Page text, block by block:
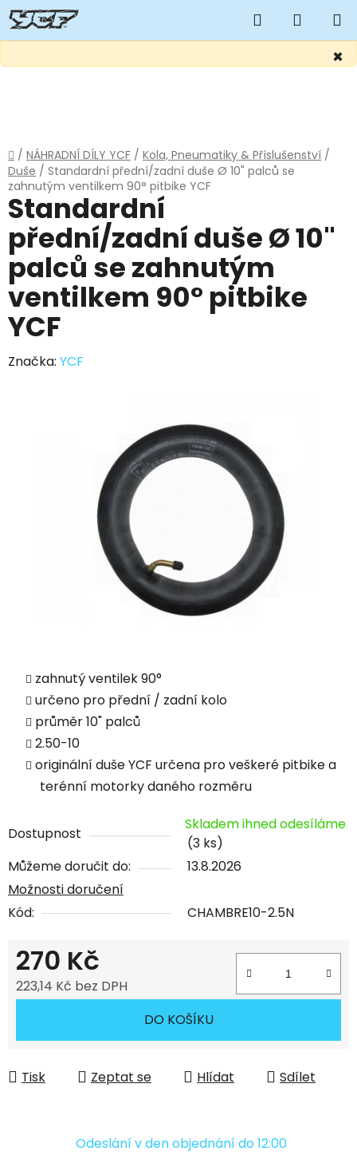
×
Hledat
KOŠÍK
Domů
/ NÁHRADNÍ DÍLY YCF / Kola, Pneumatiky & Příslušenství /
Duše / Standardní přední/zadní duše Ø 10" palců se
zahnutým ventilkem 90° pitbike YCF
zahnutý ventilek 90°
určeno pro přední / zadní kolo
průměr 10" palců
2.50-10
originální duše YCF určena pro veškeré pitbike a
terénní motorky daného rozměru
Dostupnost
Skladem ihned odesíláme
(3 ks)
Můžeme doručit do:
13.8.2026
Možnosti doručení
Kód:
CHAMBRE10-2.5N
270 Kč
223,14 Kč bez DPH
DO KOŠÍKU
Tisk Zeptat se Hlídat Sdílet
Standardní
přední/zadní duše Ø 10"
palců se zahnutým
ventilkem 90° pitbike
YCF
Značka: YCF
Odeslání v den objednání do 12:00